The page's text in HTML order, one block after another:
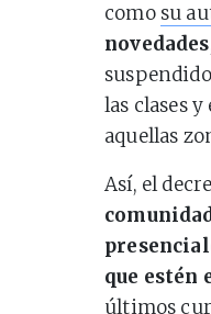
como su
novedades
las clases
aquellas
Así, el
que estén
últimos